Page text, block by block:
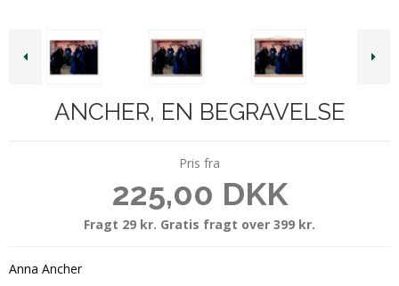
ANCHER, EN BEGRAVELSE
Pris fra
225,00 DKK
Fragt 29 kr. Gratis fragt over 399 kr.
Anna Ancher